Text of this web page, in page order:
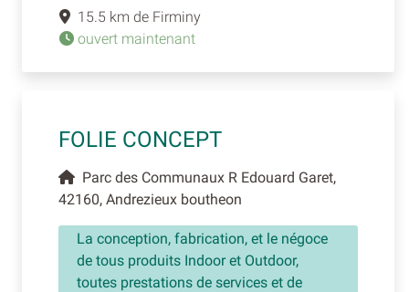
15.5 km de Firminy
ouvert maintenant
FOLIE CONCEPT
Parc des Communaux R Edouard Garet,
42160, Andrezieux boutheon
La conception, fabrication, et le négoce
de tous produits Indoor et Outdoor,
toutes prestations de services et de